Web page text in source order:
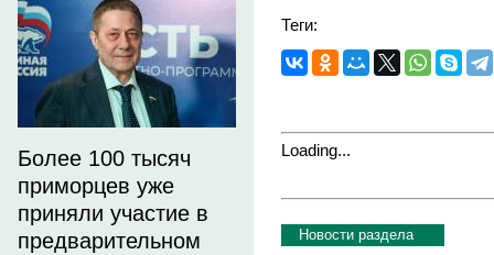
Более 100 тысяч
приморцев уже
приняли участие в
предварительном
Теги:
Loading...
Новости раздела